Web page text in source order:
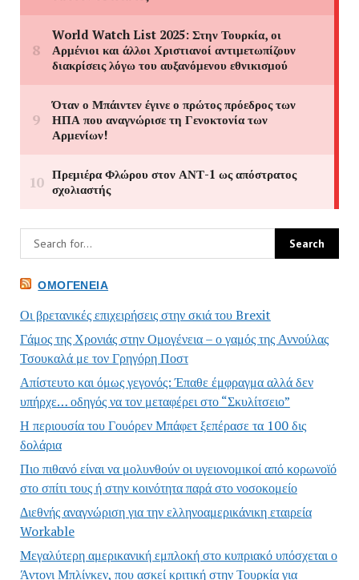
ΟΜΟΓΈΝΕΙΑ
Οι βρετανικές επιχειρήσεις στην σκιά του Brexit
Γάμος της Χρονιάς στην Ομογένεια – ο γαμός της Αννούλας
Τσουκαλά με τον Γρηγόρη Ποστ
Απίστευτο και όμως γεγονός: Έπαθε έμφραγμα αλλά δεν
υπήρχε… οδηγός να τον μεταφέρει στο “Σκυλίτσειο”
Η περιουσία του Γουόρεν Μπάφετ ξεπέρασε τα 100 δις
δολάρια
Πιο πιθανό είναι να μολυνθούν οι υγειονομικοί από κορωνοϊό
στο σπίτι τους ή στην κοινότητα παρά στο νοσοκομείο
Διεθνής αναγνώριση για την ελληνοαμερικάνικη εταιρεία
Workable
Μεγαλύτερη αμερικανική εμπλοκή στο κυπριακό υπόσχεται ο
Άντονι Μπλίνκεν, που ασκεί κριτική στην Τουρκία για